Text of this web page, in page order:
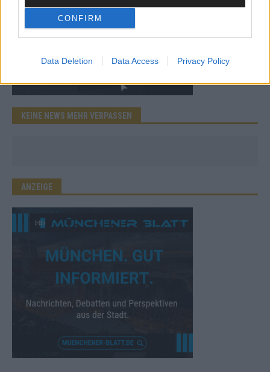
CONFIRM
Data Deletion Data Access Privacy Policy
KEINE NEWS MEHR VERPASSEN
ANZEIGE